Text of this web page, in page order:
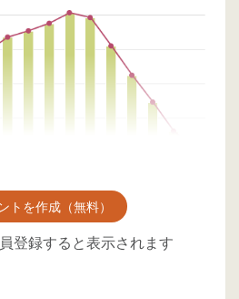
トを作成（無料）
登録すると表示されます